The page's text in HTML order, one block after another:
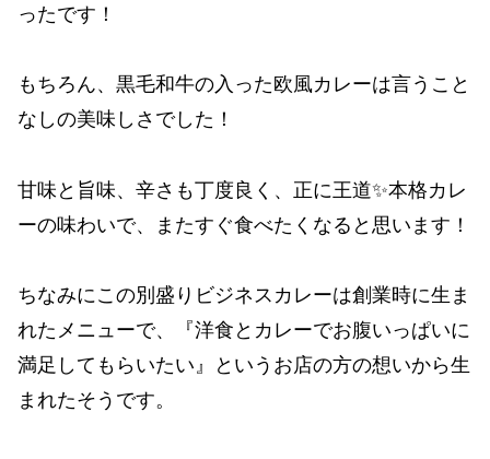
ったです！
もちろん、黒毛和牛の入った欧風カレーは言うこと
なしの美味しさでした！
甘味と旨味、辛さも丁度良く、正に王道✨️本格カレ
ーの味わいで、またすぐ食べたくなると思います！
ちなみにこの別盛りビジネスカレーは創業時に生ま
れたメニューで、『洋食とカレーでお腹いっぱいに
満足してもらいたい』というお店の方の想いから生
まれたそうです。